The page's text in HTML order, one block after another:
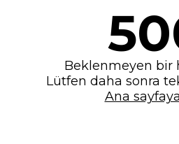
Beklenmeyen bir
Lütfen daha sonra
Ana